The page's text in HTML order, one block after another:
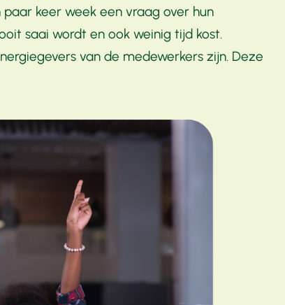
keer week een vraag over hun
saai wordt en ook weinig tijd kost.
van de medewerkers zijn. Deze